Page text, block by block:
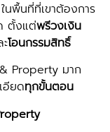
ในพื้นที่ที่เขาต้องการ
ตั้งแต่พรีวงเงิน
โอนกรรมสิทธิ์
Property มาก
อียดทุกขั้นตอน